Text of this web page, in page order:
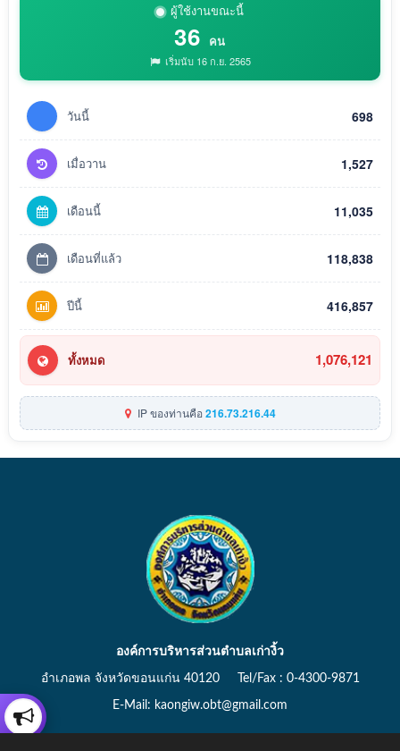
ผู้ใช้งานขณะนี้
36 คน
เริ่มนับ 16 ก.ย. 2565
วันนี้ 698
เมื่อวาน 1,527
เดือนนี้ 11,035
เดือนที่แล้ว 118,838
ปีนี้ 416,857
ทั้งหมด 1,076,121
IP ของท่านคือ216.73.216.44
องค์การบริหารส่วนตำบลเก่างิ้ว
อำเภอพล จังหวัดขอนแก่น 40120 Tel/Fax : 0-4300-9871
E-Mail: kaongiw.obt@gmail.com